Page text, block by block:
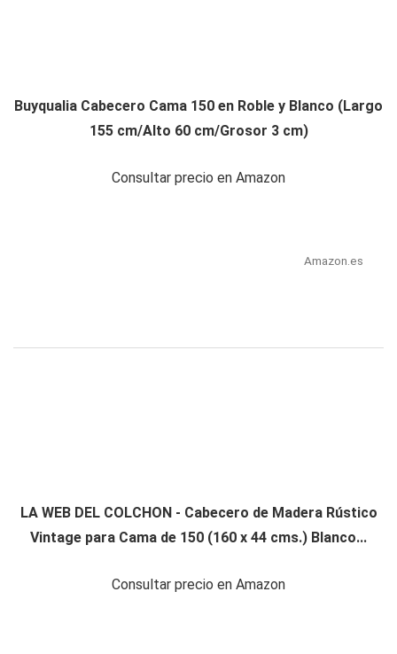
Buyqualia Cabecero Cama 150 en Roble y Blanco (Largo
155 cm/Alto 60 cm/Grosor 3 cm)
Consultar precio en Amazon
Amazon.es
LA WEB DEL COLCHON - Cabecero de Madera Rústico
Vintage para Cama de 150 (160 x 44 cms.) Blanco...
Consultar precio en Amazon